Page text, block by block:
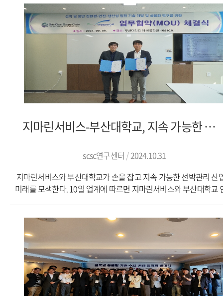
멘토링을 받을 수 있다. 이번 해커톤은 새로운 해양신산업 서비스
제안하는 데 중점을 두고 있어, 부산의 해양산업 발전에 기여할 것
기대된다.대회에서 우수한 성과를 거둔 팀에게는 부산광역시장
한국마이크로소프트 대표 표창과 함께 상금 등 다양한 특전이 주어
김형일 부산닷컴 기자 ksolo@busan.com기사 출처:
https://www.busan.com/view/busan/view.php?
code=2024092312072994369
계획입니다.기사 출처: https://youtu.be/zNbh-
지마린서비스-부산대학교, 지속 가능한 선박관리 연구 협력 체결
scsc연구센터 2024.10.31
지마린서비스와 부산대학교가 손을 잡고 지속 가능한 선박관리 산
미래를 모색한다. 10일 업계에 따르면 지마린서비스와 부산대학교
양 기관이 보유한 전문성과 자원을 결합해 선박 관리 산업의
지속가능성을 높이고, 탄소 중립 실현을 위한 혁신적인 솔루션을
개발하는 것을 목표로 한다. 특히 최근 국제해사기구(IMO)의 온실
감축 규제 강화에 따른 업계의 대응 필요성이 높아지는 가운데,
협력이 주목 받고 있다.지마린서비스 관계자는 "글로벌 해운 산업
직면한 환경 규제와 기술 혁신의 도전에 대응하기 위해서는 산학 협